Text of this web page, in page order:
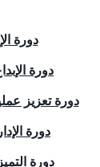
دورة
دورة
دورة تعزيز
دورة
دورة